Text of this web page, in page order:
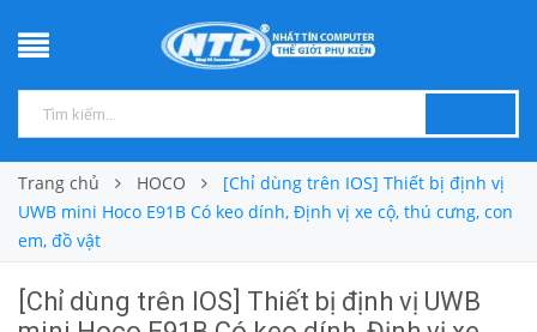
Trang chủ HOCO
[Chỉ dùng trên IOS] Thiết bị định vị
UWB mini Hoco E91B Có keo dính, Định vị xe cộ, thú cưng, con
em, đồ vật
[Chỉ dùng trên IOS] Thiết bị định vị UWB